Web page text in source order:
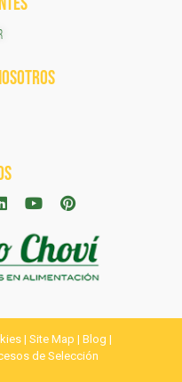
| Site Map | Blog |
de Selección